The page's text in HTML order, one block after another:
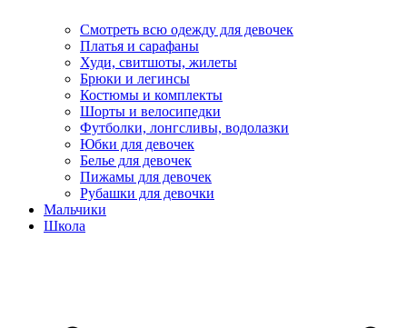
Смотреть всю одежду для девочек
Платья и сарафаны
Худи, свитшоты, жилеты
Брюки и легинсы
Костюмы и комплекты
Шорты и велосипедки
Футболки, лонгсливы, водолазки
Юбки для девочек
Белье для девочек
Пижамы для девочек
Рубашки для девочки
Мальчики
Школа